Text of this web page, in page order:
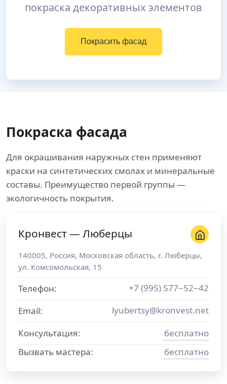
покраска декоративных элементов
Покрасить фасад
Покраска фасада
Для окрашивания наружных стен применяют
краски на синтетических смолах и минеральные
составы. Преимущество первой группы —
экологичность покрытия.
Кронвест — Люберцы
140005, Россия, Московская область, г. Люберцы,
ул. Комсомольская, 15
Телефон:
+7 (995) 577−52−42
Email:
lyubertsy@kronvest.net
Консультация:
бесплатно
Вызвать мастера:
бесплатно